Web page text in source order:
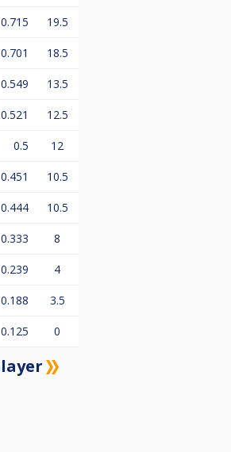
te
0.715 19.5
0.701 18.5
0.549 13.5
0.521 12.5
0.5 12
0.451 10.5
0.444 10.5
0.333 8
0.239 4
0.188 3.5
0.125 0